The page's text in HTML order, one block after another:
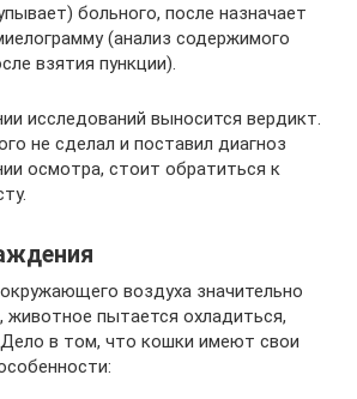
больного, после назначает
(анализ содержимого
взятия пункции).
исследований выносится вердикт.
не сделал и поставил диагноз
осмотра, стоит обратиться к
воздуха значительно
пытается охладиться,
Дело в том, что кошки имеют свои